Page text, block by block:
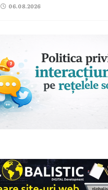
06.08.2026